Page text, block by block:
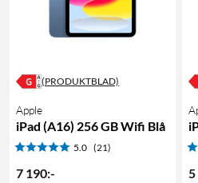
(PRODUKTBLAD)
Apple
iPad (A16) 256 GB Wifi Blå
5.0 (21)
7 190:- 5